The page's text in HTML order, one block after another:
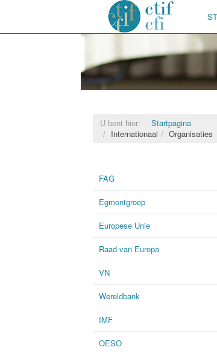
U bent hier:
Startpagina
Internationaal
Organisaties
FAG
Egmontgroep
Europese Unie
Raad van Europa
VN
Wereldbank
IMF
OESO